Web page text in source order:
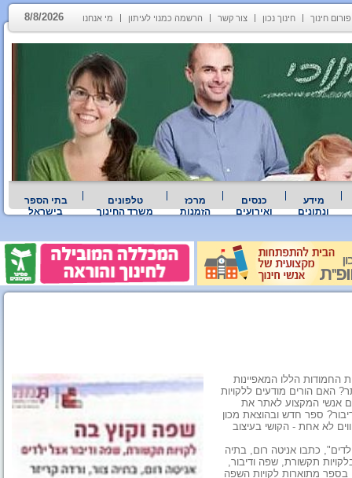
פורום חינוך חינוך נכון צור קשר הרשמה כמנוי לעיתון מי אנחנו 8/8/2026
מידע
ונתונים
כנסים
ואירועים
מרכז
הזמנות
טלפונים
משרד החינוך
בתי הספר
בישראל
הללו המאפיינות
האם הורים מודעים ללקויות
אנשי המקצוע לאתר את
ספר חדש ובהוצאת מכון
לא אחת - הקושי בעיצוב
כתבו אניטה רום, בתיה
תקשורת, שפה ודיבור,
בספר מתוארות לקויות השפה